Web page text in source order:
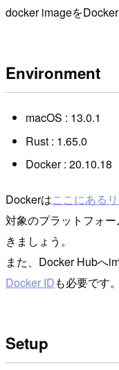
docker imageを
Environment
macOS : 13.0.1
Rust : 1.65.0
Docker : 20.10.18
Dockerはここにある
対象のプラットフォ
きましょう。
また、Docker Hubへ
Docker IDも必要です。
Setup